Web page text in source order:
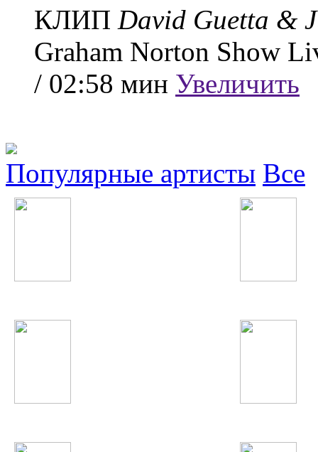
КЛИП David Guetta &
Graham Norton Show
/ 02:58 мин Увеличить
Популярные артисты Все